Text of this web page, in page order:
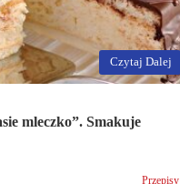
Czytaj Dalej
mleczko”. Smakuje
Przepisy